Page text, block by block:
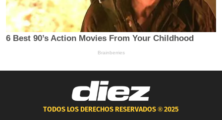
TODOS LOS DERECHOS RESERVADOS ®2025